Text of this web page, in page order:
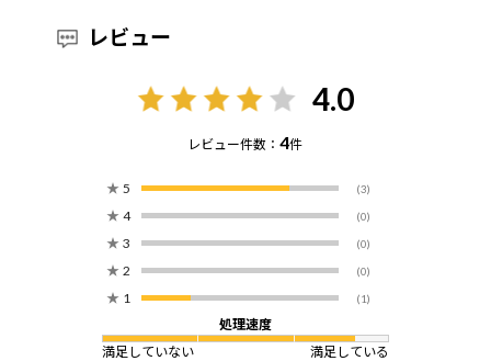
レビュー
4.0
レビュー件数：4件
★ 5 (3)
★ 4 (0)
★ 3 (0)
★ 2 (0)
★ 1 (1)
処理速度
満足していない
満足している